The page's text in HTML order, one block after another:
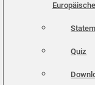
Quiz